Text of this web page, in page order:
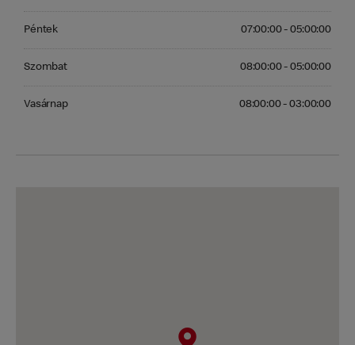
Péntek 07:00:00 - 05:00:00
Szombat 08:00:00 - 05:00:00
Vasárnap 08:00:00 - 03:00:00